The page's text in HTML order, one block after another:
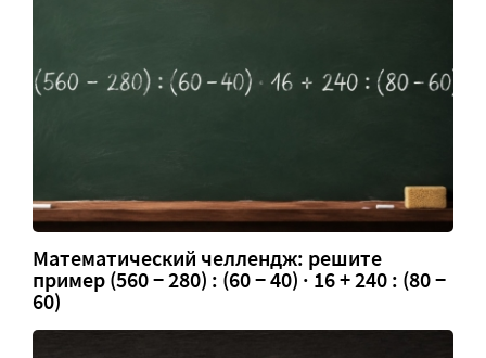
Математический челлендж: решите
пример (560 − 280) : (60 − 40) · 16 + 240 : (80 −
60)